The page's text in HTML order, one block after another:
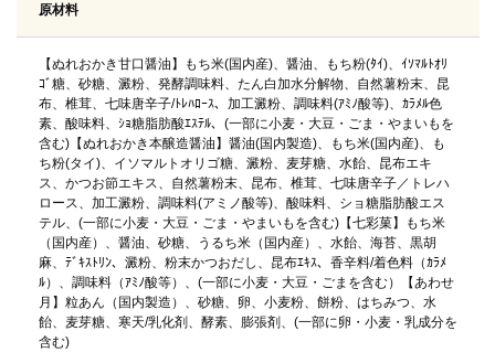
原材料
【ぬれおかき甘口醤油】もち米(国内産)、醤油、もち粉(ﾀｲ)、ｲｿﾏﾙﾄｵﾘ
ｺﾞ糖、砂糖、澱粉、発酵調味料、たん白加水分解物、自然薯粉末、昆
布、椎茸、七味唐辛子/ﾄﾚﾊﾛｰｽ、加工澱粉、調味料(ｱﾐﾉ酸等)、ｶﾗﾒﾙ色
素、酸味料、ｼｮ糖脂肪酸ｴｽﾃﾙ、(一部に小麦・大豆・ごま・やまいもを
含む)【ぬれおかき本醸造醤油】醤油(国内製造)、もち米(国内産)、も
ち粉(タイ)、イソマルトオリゴ糖、澱粉、麦芽糖、水飴、昆布エキ
ス、かつお節エキス、自然薯粉末、昆布、椎茸、七味唐辛子／トレハ
ロース、加工澱粉、調味料(アミノ酸等)、酸味料、ショ糖脂肪酸エス
テル、(一部に小麦・大豆・ごま・やまいもを含む)【七彩菓】もち米
（国内産）、醤油、砂糖、うるち米（国内産）、水飴、海苔、黒胡
麻、ﾃﾞｷｽﾄﾘﾝ、澱粉、粉末かつおだし、昆布ｴｷｽ、香辛料/着色料（ｶﾗﾒ
ﾙ）、調味料（ｱﾐﾉ酸等）、(一部に小麦・大豆・ごまを含む）【あわせ
月】粒あん（国内製造）、砂糖、卵、小麦粉、餅粉、はちみつ、水
飴、麦芽糖、寒天/乳化剤、酵素、膨張剤、(一部に卵・小麦・乳成分を
含む)